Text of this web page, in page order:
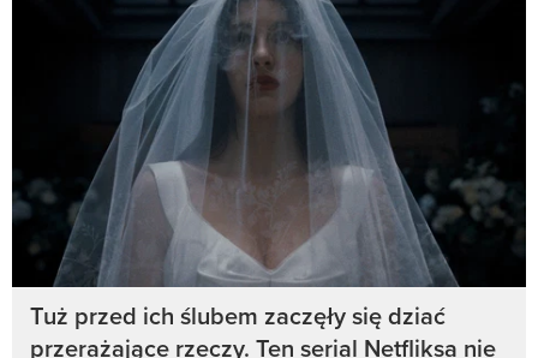
Tuż przed ich ślubem zaczęły się dziać
przerażające rzeczy. Ten serial Netfliksa nie